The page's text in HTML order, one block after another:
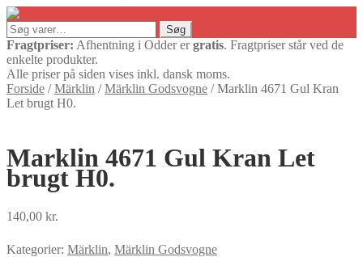
Søg
efter:
Søg
Fragtpriser: Afhentning i Odder ergratis. Fragtpriser står ved de
enkelte produkter.
Alle priser på siden vises inkl. dansk moms.
Forside /Märklin /Märklin Godsvogne /Marklin 4671 Gul Kran
Let brugt H0.
Marklin 4671 Gul Kran Let
brugt H0.
140,00 kr.
Kategorier: Märklin, Märklin Godsvogne